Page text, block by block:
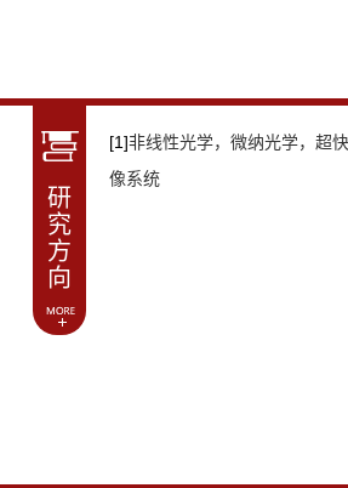
研
究
方
向
[1]非线性光学，微纳光学，超
像系统